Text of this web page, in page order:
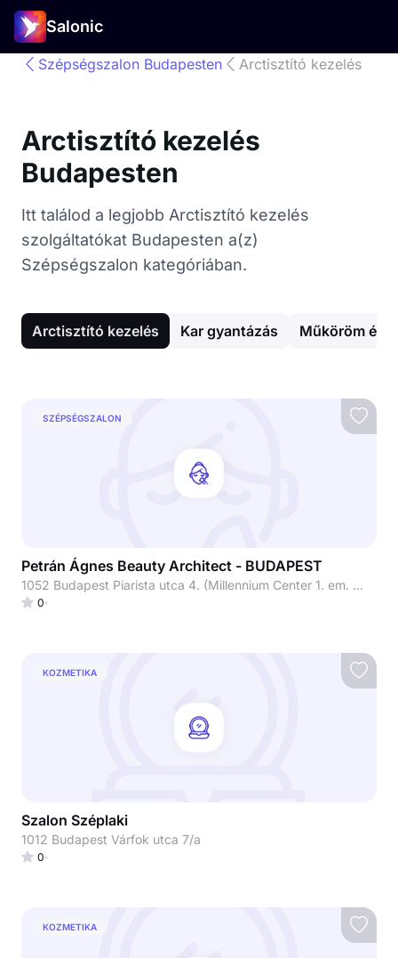
Salonic
Szépségszalon Budapesten Arctisztító kezelés
Arctisztító kezelés
Budapesten
Itt találod a legjobb Arctisztító kezelés
szolgáltatókat Budapesten a(z)
Szépségszalon kategóriában.
Arctisztító kezelés Kar gyantázás Műköröm
SZÉPSÉGSZALON
Petrán Ágnes Beauty Architect - BUDAPEST
1052 Budapest Piarista utca 4. (Millennium Center 1. em. Millennium Beauty szalon)
0
KOZMETIKA
Szalon Széplaki
1012 Budapest Várfok utca 7/a
0
KOZMETIKA